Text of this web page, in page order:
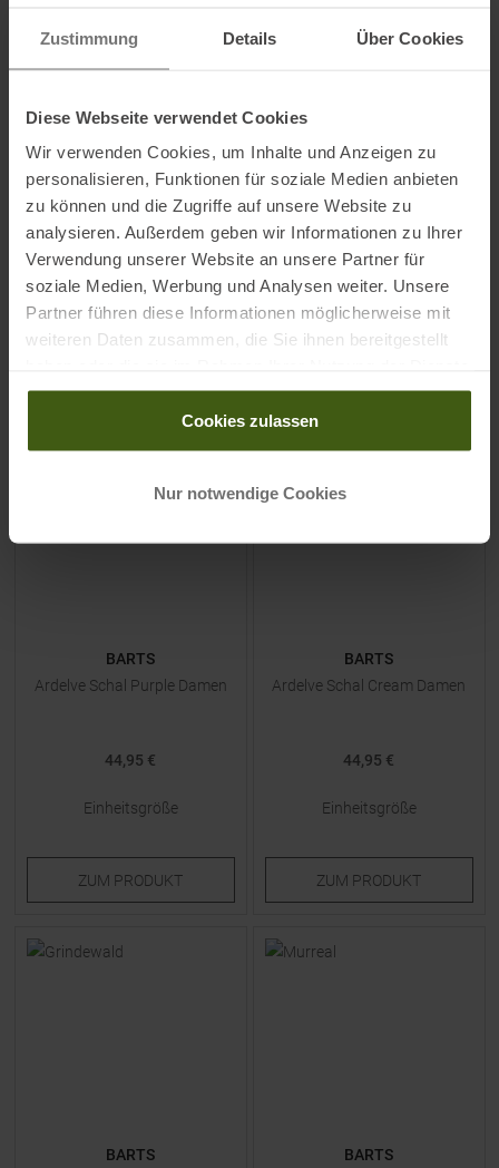
Zustimmung Details Über Cookies
Diese Webseite verwendet Cookies
Wir verwenden Cookies, um Inhalte und Anzeigen zu
personalisieren, Funktionen für soziale Medien anbieten
zu können und die Zugriffe auf unsere Website zu
analysieren. Außerdem geben wir Informationen zu Ihrer
Verwendung unserer Website an unsere Partner für
soziale Medien, Werbung und Analysen weiter. Unsere
Partner führen diese Informationen möglicherweise mit
weiteren Daten zusammen, die Sie ihnen bereitgestellt
gesammelt haben.
Cookies zulassen
Nur notwendige Cookies
BARTS
Lorianti Schal Light Brown
Damen
39,95 €
Einheitsgröße
BARTS
Ardelve Schal Aubergine
Damen
44,95 €
Einheitsgröße
BARTS
Ardelve Schal Purple Damen
44,95 €
Einheitsgröße
ZUM PRODUKT
BARTS
Ardelve Schal Cream Damen
44,95 €
Einheitsgröße
ZUM PRODUKT
BARTS
BARTS